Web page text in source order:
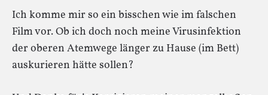
Ich komme mir so ein bisschen wie im falschen
Film vor. Ob ich doch noch meine Virusinfektion
der oberen Atemwege länger zu Hause (im Bett)
auskurieren hätte sollen?